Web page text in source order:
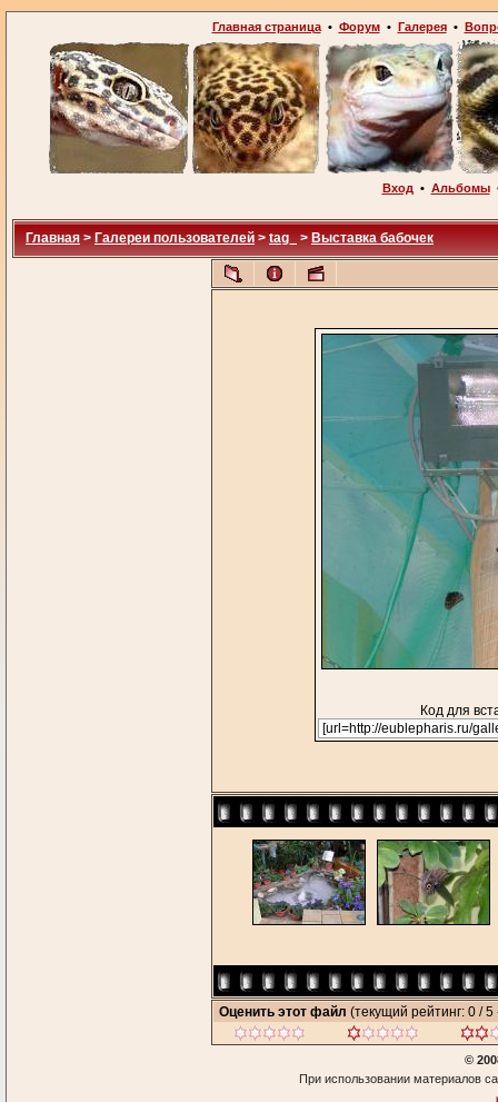
Главная страница• Форум• Галерея•
Вход • Альбомы
Главная > Галереи пользователей > tag_ > Выставка бабочек
Код для
Оценить этот файл (текущий рейтинг: 0 / 5
©
При использовании материалов